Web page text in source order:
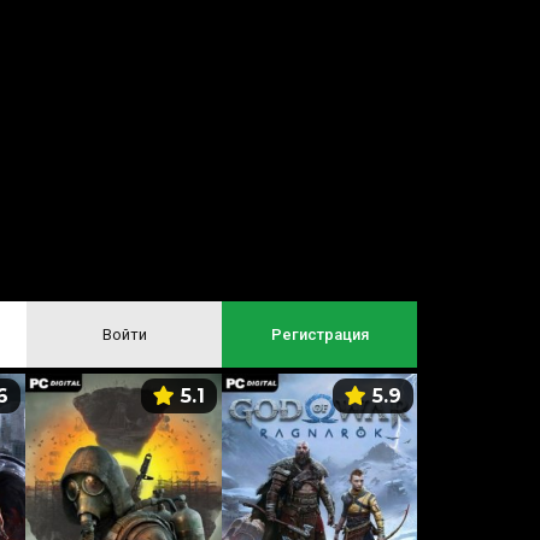
Войти Регистрация
5.1 5.9